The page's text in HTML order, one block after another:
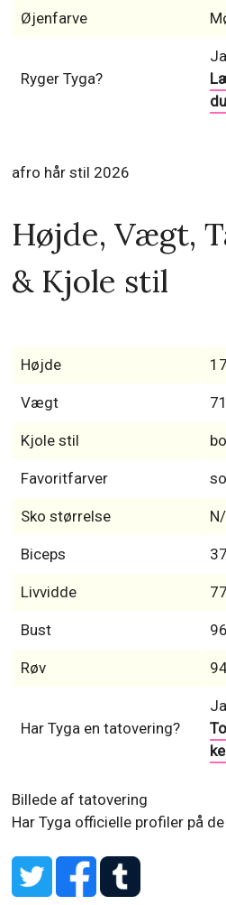
Øjenfarve
Ryger Tyga?
afro hår stil 2026
Højde, Vægt,
& Kjole stil
Højde
Vægt
Kjole stil
Favoritfarver
Sko størrelse
Biceps 37
Livvidde 77
Bust
Røv
Har Tyga en tatovering?
Ja
Billede af tatovering
Har Tyga officielle profiler på